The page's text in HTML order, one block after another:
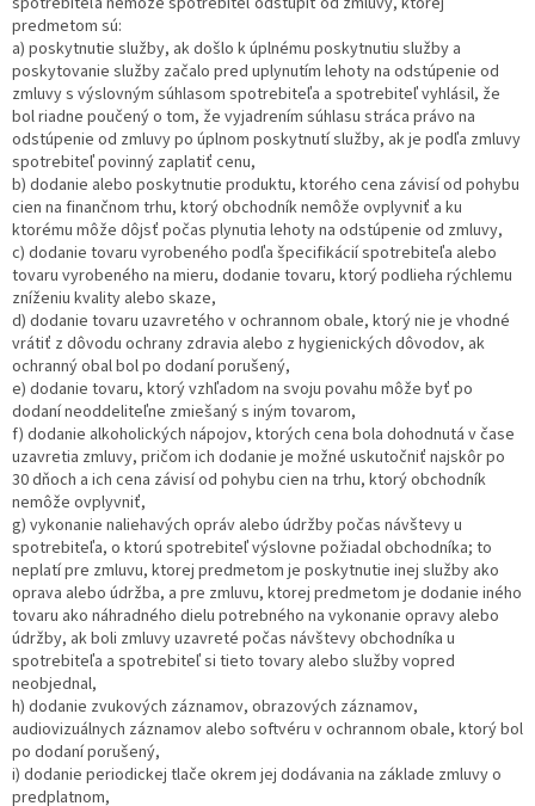
predmetom sú:
a) poskytnutie služby, ak došlo k úplnému poskytnutiu služby a
poskytovanie služby začalo pred uplynutím lehoty na odstúpenie od
zmluvy s výslovným súhlasom spotrebiteľa a spotrebiteľ vyhlásil, že
bol riadne poučený o tom, že vyjadrením súhlasu stráca právo na
odstúpenie od zmluvy po úplnom poskytnutí služby, ak je podľa zmluvy
spotrebiteľ povinný zaplatiť cenu,
b) dodanie alebo poskytnutie produktu, ktorého cena závisí od pohybu
cien na finančnom trhu, ktorý obchodník nemôže ovplyvniť a ku
ktorému môže dôjsť počas plynutia lehoty na odstúpenie od zmluvy,
c) dodanie tovaru vyrobeného podľa špecifikácií spotrebiteľa alebo
tovaru vyrobeného na mieru, dodanie tovaru, ktorý podlieha rýchlemu
zníženiu kvality alebo skaze,
d) dodanie tovaru uzavretého v ochrannom obale, ktorý nie je vhodné
vrátiť z dôvodu ochrany zdravia alebo z hygienických dôvodov, ak
ochranný obal bol po dodaní porušený,
e) dodanie tovaru, ktorý vzhľadom na svoju povahu môže byť po
dodaní neoddeliteľne zmiešaný s iným tovarom,
f) dodanie alkoholických nápojov, ktorých cena bola dohodnutá v čase
uzavretia zmluvy, pričom ich dodanie je možné uskutočniť najskôr po
30 dňoch a ich cena závisí od pohybu cien na trhu, ktorý obchodník
nemôže ovplyvniť,
g) vykonanie naliehavých opráv alebo údržby počas návštevy u
spotrebiteľa, o ktorú spotrebiteľ výslovne požiadal obchodníka; to
neplatí pre zmluvu, ktorej predmetom je poskytnutie inej služby ako
oprava alebo údržba, a pre zmluvu, ktorej predmetom je dodanie iného
tovaru ako náhradného dielu potrebného na vykonanie opravy alebo
údržby, ak boli zmluvy uzavreté počas návštevy obchodníka u
spotrebiteľa a spotrebiteľ si tieto tovary alebo služby vopred
neobjednal,
h) dodanie zvukových záznamov, obrazových záznamov,
audiovizuálnych záznamov alebo softvéru v ochrannom obale, ktorý bol
po dodaní porušený,
i) dodanie periodickej tlače okrem jej dodávania na základe zmluvy o
predplatnom,